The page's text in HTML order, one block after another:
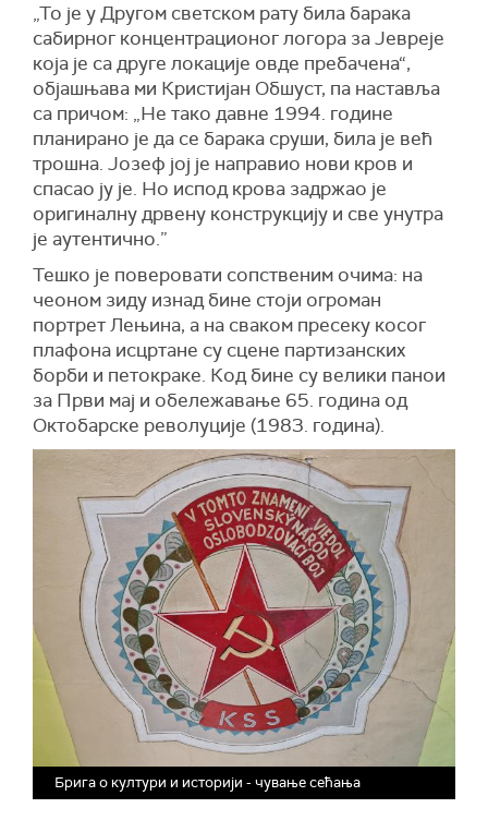
„То је у Другом светском рату била барака
сабирног концентрационог логора за Јевреје
која је са друге локације овде пребачена“,
објашњава ми Кристијан Обшуст, па наставља
са причом: „Не тако давне 1994. године
планирано је да се барака сруши, била је већ
трошна. Јозеф јој је направио нови кров и
спасао ју је. Но испод крова задржао је
оригиналну дрвену конструкцију и све унутра
је аутентично.”
Тешко је поверовати сопственим очима: на
чеоном зиду изнад бине стоји огроман
портрет Лењина, а на сваком пресеку косог
плафона исцртане су сцене партизанских
борби и петокраке. Код бине су велики панои
за Први мај и обележавање 65. година од
Октобарске револуције (1983. година).
Брига о култури и историји - чување сећања